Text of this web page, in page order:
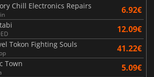
Chill Electronics Repairs
6.92€
12.09€
Tokon Fighting Souls 41.22€
Town 5.09€